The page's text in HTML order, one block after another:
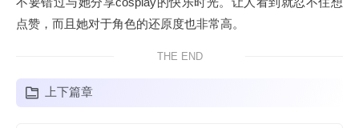
点赞，而且她对于角色的还原度也非常高。
THE END
上下篇章